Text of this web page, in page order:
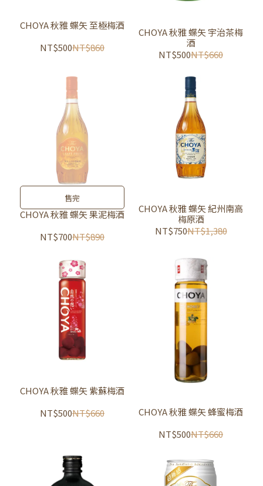
CHOYA 秋雅 蝶矢 至極梅酒
NT$500NT$860
CHOYA 秋雅 蝶矢 宇治茶梅
酒
NT$500NT$660
售完
CHOYA 秋雅 蝶矢 果泥梅酒
NT$700NT$890
CHOYA 秋雅 蝶矢 紀州南高
梅原酒
NT$750NT$1,380
CHOYA 秋雅 蝶矢 紫蘇梅酒
NT$500NT$660
CHOYA 秋雅 蝶矢 蜂蜜梅酒
NT$500NT$660